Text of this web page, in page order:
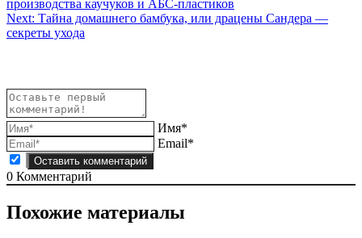
по
записям
производства каучуков и АБС-пластиков
Next: Тайна домашнего бамбука, или драцены Сандера —
секреты ухода
Имя*
Email*
0 Комментарий
Похожие материалы